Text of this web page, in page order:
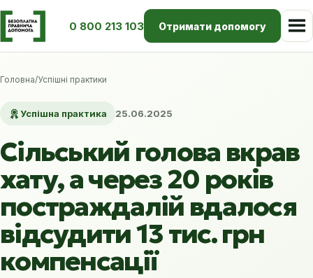
0 800 213 103 Отримати допомогу
Головна/Успішні практики
Успішна практика 25.06.2025
Сільський голова вкрав
хату, а через 20 років
постраждалій вдалося
відсудити 13 тис. грн
компенсації